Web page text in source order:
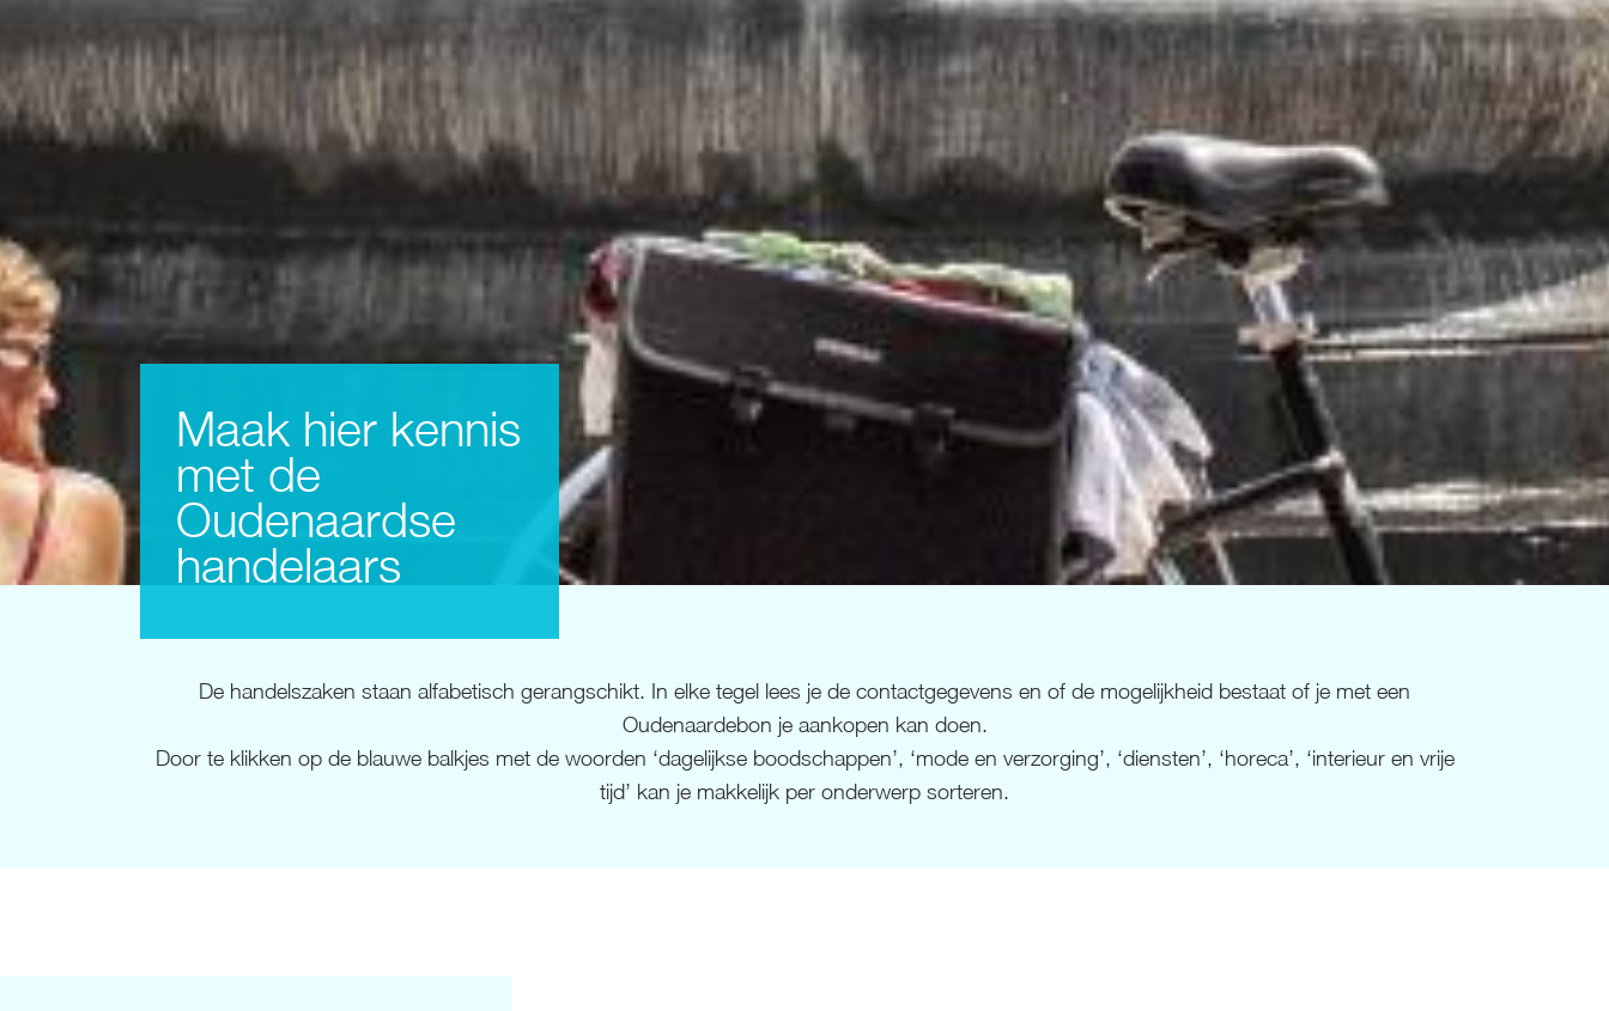
Maak hier kennis
met de
Oudenaardse
handelaars
De handelszaken staan alfabetisch gerangschikt. In elke tegel lees je de contactgegevens en of de mogelijkheid bestaat of je met een
Oudenaardebon je aankopen kan doen.
Door te klikken op de blauwe balkjes met de woorden ‘dagelijkse boodschappen’, ‘mode en verzorging’, ‘diensten’, ‘horeca’, ‘interieur en vrije
tijd’ kan je makkelijk per onderwerp sorteren.